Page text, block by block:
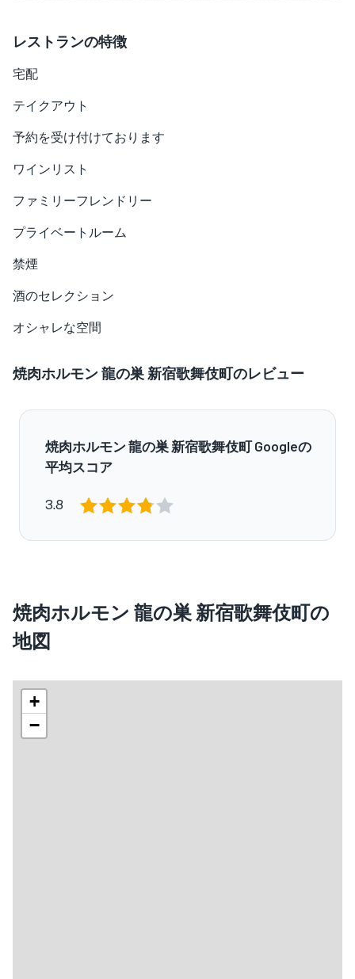
レストランの特徴
宅配
テイクアウト
予約を受け付けております
ワインリスト
ファミリーフレンドリー
プライベートルーム
禁煙
酒のセレクション
オシャレな空間
焼肉ホルモン 龍の巣 新宿歌舞伎町のレビュー
焼肉ホルモン 龍の巣 新宿歌舞伎町 Googleの
平均スコア
3.8
焼肉ホルモン 龍の巣 新宿歌舞伎町の
地図
+
−